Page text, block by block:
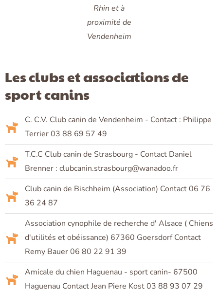
Rhin et à
proximité de
Vendenheim
Les clubs et associations de
sport canins
C. C.V. Club canin de Vendenheim - Contact : Philippe
Terrier 03 88 69 57 49
T.C.C Club canin de Strasbourg - Contact Daniel
Brenner : clubcanin.strasbourg@wanadoo.fr
Club canin de Bischheim (Association) Contact 06 76
36 24 87
Association cynophile de recherche d' Alsace ( Chiens
d'utilités et obéissance) 67360 Goersdorf Contact
Remy Bauer 06 80 22 91 39
Amicale du chien Haguenau - sport canin- 67500
Haguenau Contact Jean Piere Kost 03 88 93 07 29